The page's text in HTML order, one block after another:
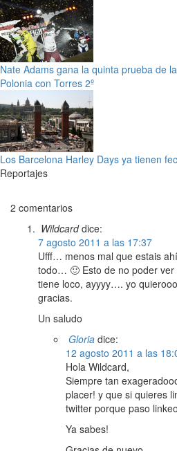
Nate Adams gana la quinta prueba de
Polonia con Torres 2º
Los Barcelona Harley Days ya tienen
Reportajes
2 comentarios
Wildcard dice:
7 agosto 2011 a las 17:37
Ufff… menos mal que estais
todo… 🙂 Esto de no poder
tiene loco, ayyyy…. yo
gracias.
Un saludo
Gloria dice:
12 agosto 2011 a las
Hola Wildcard,
Siempre tan
placer! y que si quieres
twitter porque paso
Ya sabes!